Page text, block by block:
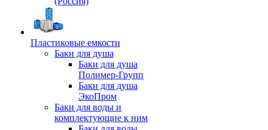
Пластиковые емкости
Баки для душа
Баки для душа
Полимер-Групп
Баки для душа
ЭкоПром
Баки для воды и
комплектующие к ним